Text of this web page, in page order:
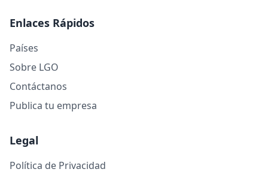
Enlaces Rápidos
Países
Sobre LGO
Contáctanos
Publica tu empresa
Legal
Política de Privacidad